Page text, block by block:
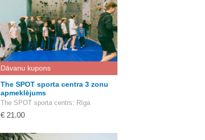
Dāvanu kupons
The SPOT sporta centra 3 zonu
apmeklējums
The SPOT sporta centrs: Rīga
€ 21.00